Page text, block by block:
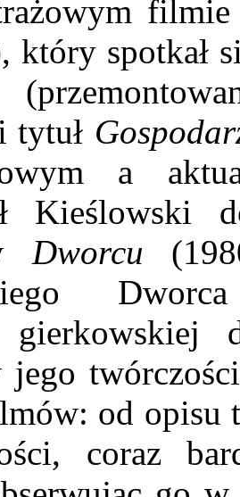
który spotkał
tytuł
a
Kieślowski
Dworcu
gierkowskiej
jego
od opisu
coraz